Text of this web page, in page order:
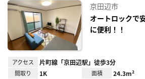
京田辺市
オートロックで
に便利！！
アクセス 片町線「京田辺駅」徒歩3分
間取り 1K 面積 24.3m²